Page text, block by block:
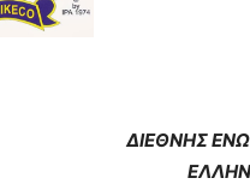
ΔΙΕΘΝΗΣ